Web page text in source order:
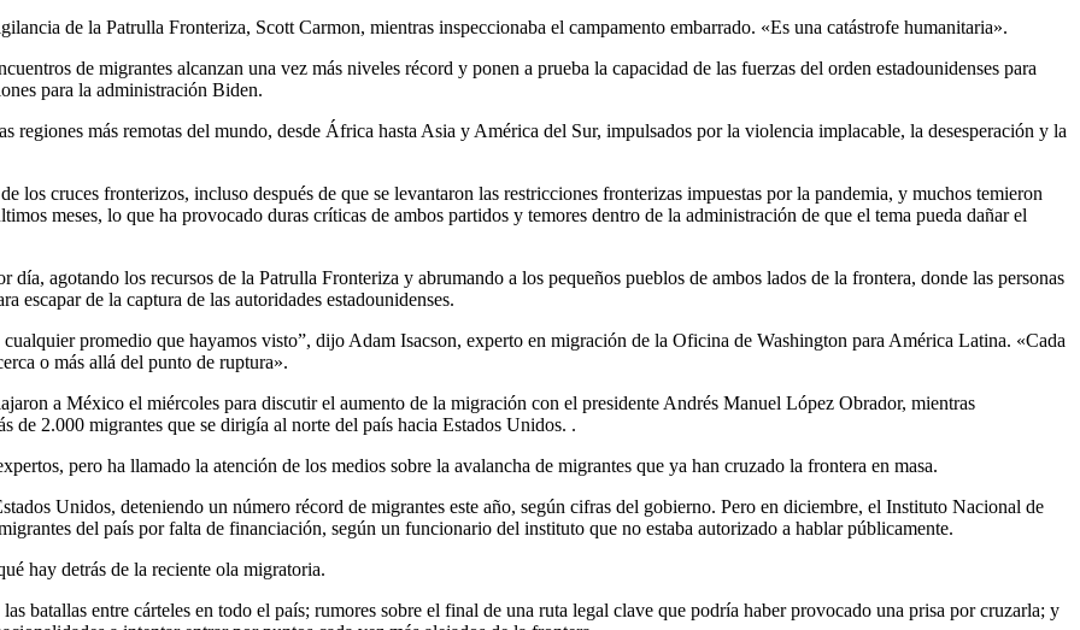
de la Patrulla Fronteriza, Scott Carmon, mientras inspeccionaba el campamento embarrado. «Es una catástrofe humanitaria».
de migrantes alcanzan una vez más niveles récord y ponen a prueba la capacidad de las fuerzas del orden estadounidenses para
para la administración Biden.
regiones más remotas del mundo, desde África hasta Asia y América del Sur, impulsados ​​por la violencia implacable, la desesperación y la
cruces fronterizos, incluso después de que se levantaron las restricciones fronterizas impuestas por la pandemia, y muchos temieron
meses, lo que ha provocado duras críticas de ambos partidos y temores dentro de la administración de que el tema pueda dañar el
día, agotando los recursos de la Patrulla Fronteriza y abrumando a los pequeños pueblos de ambos lados de la frontera, donde las personas
escapar de la captura de las autoridades estadounidenses.
promedio que hayamos visto”, dijo Adam Isacson, experto en migración de la Oficina de Washington para América Latina. «Cada
o más allá del punto de ruptura».
a México el miércoles para discutir el aumento de la migración con el presidente Andrés Manuel López Obrador, mientras
de 2.000 migrantes que se dirigía al norte del país hacia Estados Unidos. .
pero ha llamado la atención de los medios sobre la avalancha de migrantes que ya han cruzado la frontera en masa.
Unidos, deteniendo un número récord de migrantes este año, según cifras del gobierno. Pero en diciembre, el Instituto Nacional de
del país por falta de financiación, según un funcionario del instituto que no estaba autorizado a hablar públicamente.
hay detrás de la reciente ola migratoria.
batallas entre cárteles en todo el país; rumores sobre el final de una ruta legal clave que podría haber provocado una prisa por cruzarla; y